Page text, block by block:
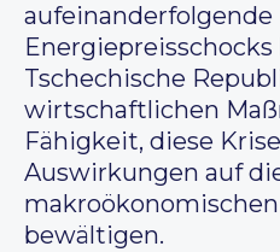
Tschechische
wirtschaftlichen
Fähigkeit, diese
Auswirkungen auf
bewältigen.